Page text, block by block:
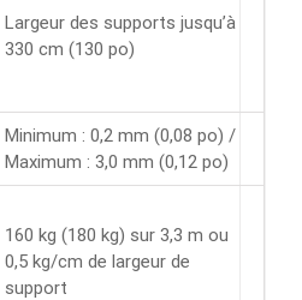
Largeur des supports jusqu’à
330 cm (130 po)
Minimum : 0,2 mm (0,08 po) /
Maximum : 3,0 mm (0,12 po)
160 kg (180 kg) sur 3,3 m ou
0,5 kg/cm de largeur de
support